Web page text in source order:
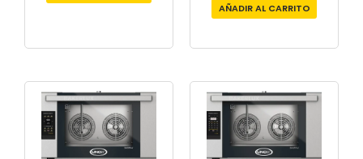
AÑADIR AL CARRITO